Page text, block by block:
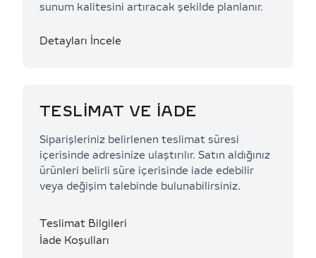
sunum kalitesini artıracak şekilde planlanır.
Detayları İncele
TESLİMAT VE İADE
Siparişleriniz belirlenen teslimat süresi
içerisinde adresinize ulaştırılır. Satın aldığınız
ürünleri belirli süre içerisinde iade edebilir
veya değişim talebinde bulunabilirsiniz.
Teslimat Bilgileri
İade Koşulları